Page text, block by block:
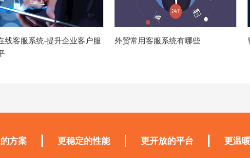
线客服系统-提升企业客户服
外贸常用客服系统有哪些
方案 更稳定的性能 更开放的平台 更温